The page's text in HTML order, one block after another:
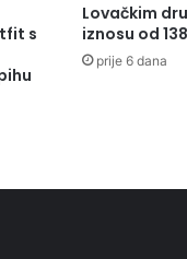
s
Lovačkim
iznosu od
prije 6 dana